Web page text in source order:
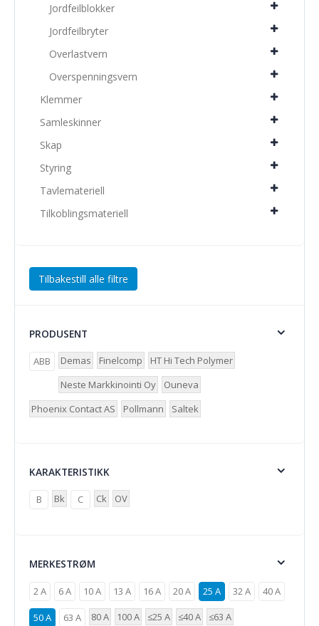
Jordfeilblokker
Jordfeilbryter
Overlastvern
Overspenningsvern
Klemmer
Samleskinner
Skap
Styring
Tavlemateriell
Tilkoblingsmateriell
Tilbakestill alle filtre
PRODUSENT
ABB Demas Finelcomp
HT Hi Tech Polymer
Neste Markkinointi Oy
Ouneva
Phoenix Contact AS
Pollmann Saltek
KARAKTERISTIKK
B Bk C Ck OV
MERKESTRØM
2 A 6 A 10 A 13 A 16 A 20 A 25 A 32 A 40 A
50 A 63 A 80 A 100 A ≤25 A ≤40 A ≤63 A